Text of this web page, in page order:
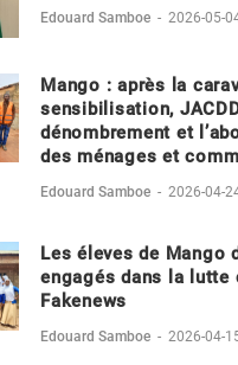
Edouard Samboe - 2026-05-
Mango : après la
sensibilisation,
dénombrement et
des ménages et
Edouard Samboe - 2026-04-
Les éleves de Mango
engagés dans la lutte
Fakenews
Edouard Samboe - 2026-04-